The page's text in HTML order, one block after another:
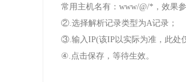
常用主机名有：www/@/*，效果
②.选择解析记录类型为A记录；
③.输入IP(该IP以实际为准，此处
④.点击保存，等待生效。